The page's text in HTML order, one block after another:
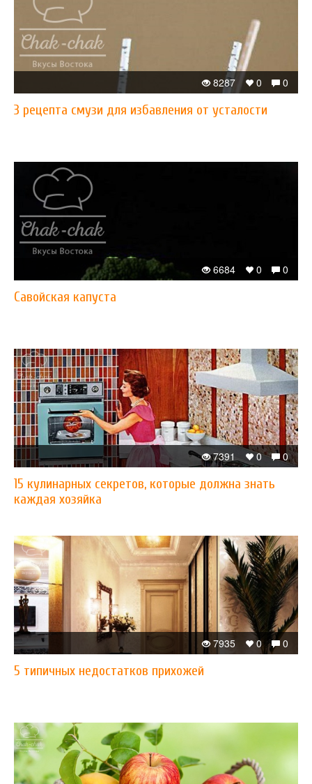
0
0
8287
3 рецепта смузи для избавления от усталости
0
0
6684
Савойская капуста
0
0
7391
15 кулинарных секретов, которые должна знать
каждая хозяйка
0
0
7935
5 типичных недостатков прихожей